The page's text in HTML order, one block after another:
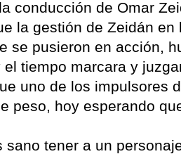
conducción de Omar
la gestión de Zeidán
se pusieron en acción,
tiempo marcara y
uno de los impulsores
peso, hoy esperando
sano tener a un